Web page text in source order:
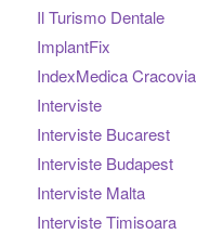
Il Turismo Dentale
ImplantFix
IndexMedica Cracovia
Interviste
Interviste Bucarest
Interviste Budapest
Interviste Malta
Interviste Timisoara